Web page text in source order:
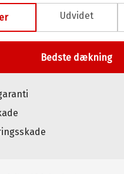
Udvidet
Bedste dækning